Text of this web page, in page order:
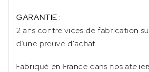
GARANTIE :
2 ans contre vices de fabrication
d'une preuve d'achat
Fabriqué en France dans nos